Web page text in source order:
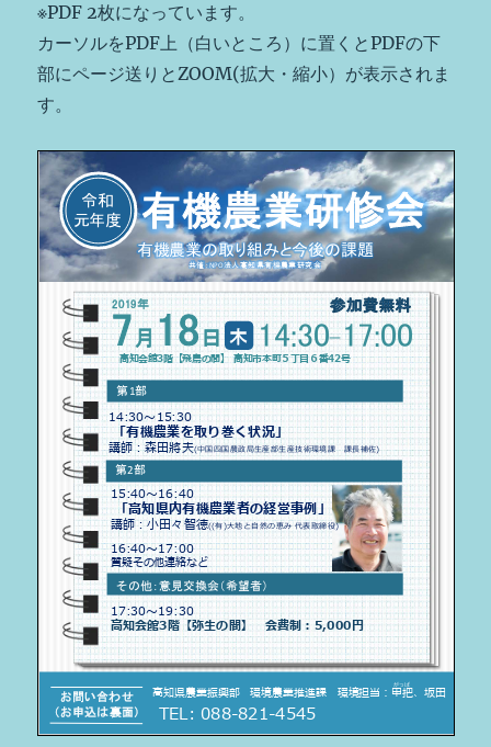
※PDF 2枚になっています。
カーソルをPDF上（白いところ）に置くとPDFの下
部にページ送りとZOOM(拡大・縮小）が表示されま
す。